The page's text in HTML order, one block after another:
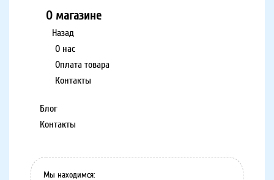
О магазине
Назад
О нас
Оплата товара
Контакты
Блог
Контакты
Мы находимся: